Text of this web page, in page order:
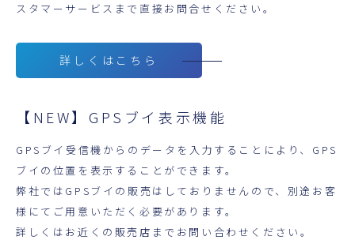
スタマーサービスまで直接お問合せください。
詳しくはこちら
【NEW】GPSブイ表示機能
GPSブイ受信機からのデータを入力することにより、GPS
ブイの位置を表示することができます。
弊社ではGPSブイの販売はしておりませんので、別途お客
様にてご用意いただく必要があります。
詳しくはお近くの販売店までお問い合わせください。